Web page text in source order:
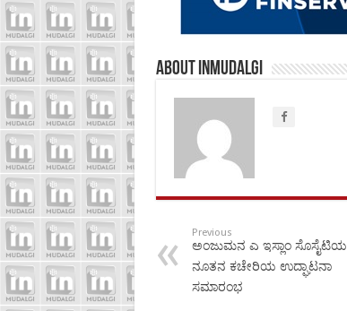
About inmudalgi
Previous
ಅಂಜುಮನ ಎ ಇಸ್ಲಾಂ ಸೊಸೈಟಿಯ
ನೂತನ ಕಚೇರಿಯ ಉದ್ಘಾಟನಾ
ಸಮಾರಂಭ